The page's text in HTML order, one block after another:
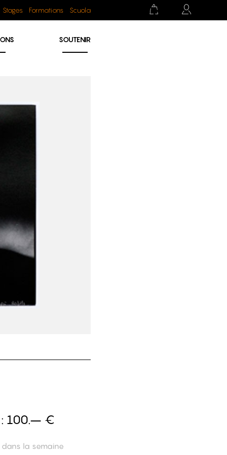
Stages Formations Scuola
SOUTENIR
100.– €
dans la semaine